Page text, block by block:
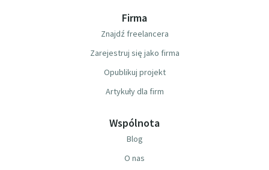
Firma
Znajdź freelancera
Zarejestruj się jako firma
Opublikuj projekt
Artykuły dla firm
Wspólnota
Blog
O nas